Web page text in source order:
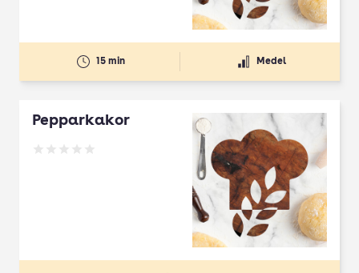
15 min Medel
Pepparkakor
Betyg: 0 av 5